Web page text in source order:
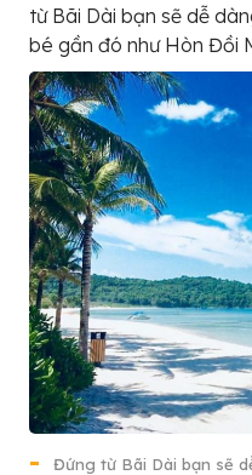
từ Bãi Dài bạn sẽ dễ
bé gần đó như Hòn Đồi
Đứng từ Bãi Dài bạn sẽ